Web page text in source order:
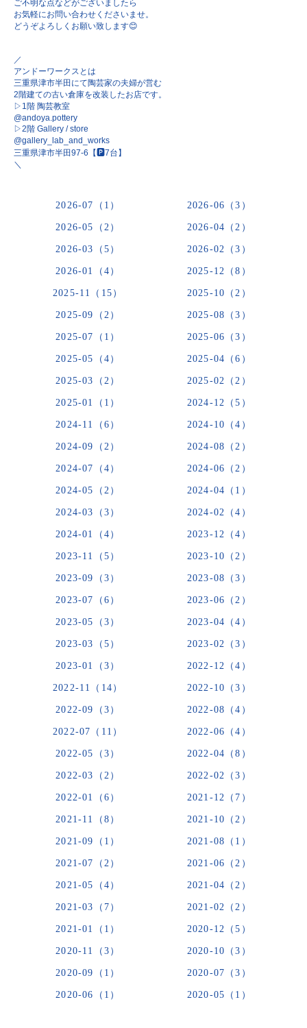
ご不明な点などがございましたら
お気軽にお問い合わせくださいませ。
どうぞよろしくお願い致します😊
／
アンドーワークスとは
三重県津市半田にて陶芸家の夫婦が営む
2階建ての古い倉庫を改装したお店です。
▷1階 陶芸教室
@andoya.pottery
▷2階 Gallery / store
@gallery_lab_and_works
三重県津市半田97-6【🅿︎7台】
＼
2026-07（1） 2026-06（3）
2026-05（2） 2026-04（2）
2026-03（5） 2026-02（3）
2026-01（4） 2025-12（8）
2025-11（15） 2025-10（2）
2025-09（2） 2025-08（3）
2025-07（1） 2025-06（3）
2025-05（4） 2025-04（6）
2025-03（2） 2025-02（2）
2025-01（1） 2024-12（5）
2024-11（6） 2024-10（4）
2024-09（2） 2024-08（2）
2024-07（4） 2024-06（2）
2024-05（2） 2024-04（1）
2024-03（3） 2024-02（4）
2024-01（4） 2023-12（4）
2023-11（5） 2023-10（2）
2023-09（3） 2023-08（3）
2023-07（6） 2023-06（2）
2023-05（3） 2023-04（4）
2023-03（5） 2023-02（3）
2023-01（3） 2022-12（4）
2022-11（14） 2022-10（3）
2022-09（3） 2022-08（4）
2022-07（11） 2022-06（4）
2022-05（3） 2022-04（8）
2022-03（2） 2022-02（3）
2022-01（6） 2021-12（7）
2021-11（8） 2021-10（2）
2021-09（1） 2021-08（1）
2021-07（2） 2021-06（2）
2021-05（4） 2021-04（2）
2021-03（7） 2021-02（2）
2021-01（1） 2020-12（5）
2020-11（3） 2020-10（3）
2020-09（1） 2020-07（3）
2020-06（1） 2020-05（1）